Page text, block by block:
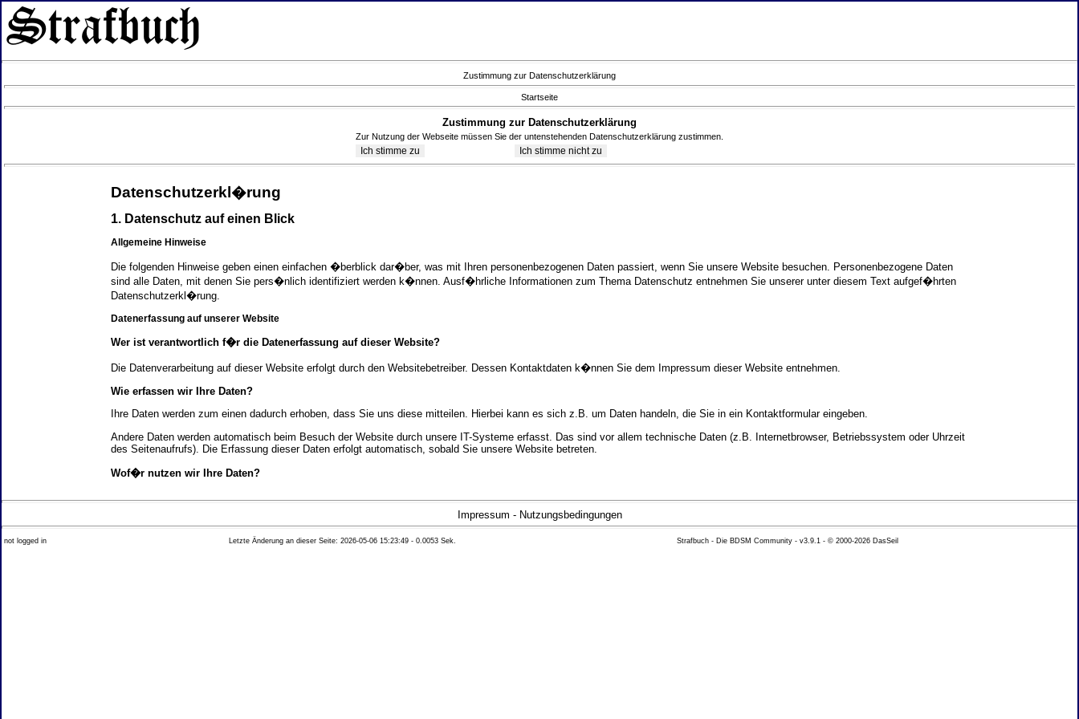
Zustimmung zur Datenschutzerklärung
Startseite
Zustimmung zur Datenschutzerklärung
Zur Nutzung der Webseite müssen Sie der untenstehenden Datenschutzerklärung zustimmen.
Datenschutzerkl�rung
1. Datenschutz auf einen Blick
Allgemeine Hinweise
Die folgenden Hinweise geben einen einfachen �berblick dar�ber, was mit Ihren personenbezogenen Daten passiert, wenn Sie unsere Website besuchen. Personenbezogene Daten
sind alle Daten, mit denen Sie pers�nlich identifiziert werden k�nnen. Ausf�hrliche Informationen zum Thema Datenschutz entnehmen Sie unserer unter diesem Text aufgef�hrten
Datenschutzerkl�rung.
Datenerfassung auf unserer Website
Wer ist verantwortlich f�r die Datenerfassung auf dieser Website?
Die Datenverarbeitung auf dieser Website erfolgt durch den Websitebetreiber. Dessen Kontaktdaten k�nnen Sie dem Impressum dieser Website entnehmen.
Wie erfassen wir Ihre Daten?
Ihre Daten werden zum einen dadurch erhoben, dass Sie uns diese mitteilen. Hierbei kann es sich z.B. um Daten handeln, die Sie in ein Kontaktformular eingeben.
Andere Daten werden automatisch beim Besuch der Website durch unsere IT-Systeme erfasst. Das sind vor allem technische Daten (z.B. Internetbrowser, Betriebssystem oder Uhrzeit
des Seitenaufrufs). Die Erfassung dieser Daten erfolgt automatisch, sobald Sie unsere Website betreten.
Wof�r nutzen wir Ihre Daten?
Ein Teil der Daten wird erhoben, um eine fehlerfreie Bereitstellung der Website zu gew�hrleisten. Andere Daten k�nnen zur Analyse Ihres Nutzerverhaltens verwendet werden.
Welche Rechte haben Sie bez�glich Ihrer Daten?
Sie haben jederzeit das Recht unentgeltlich Auskunft �ber Herkunft, Empf�nger und Zweck Ihrer gespeicherten personenbezogenen Daten zu erhalten. Sie haben au�erdem ein
Impressum - Nutzungsbedingungen
not logged in Letzte Änderung an dieser Seite: 2026-05-06 15:23:49 - 0.0053 Sek. Strafbuch - Die BDSM Community - v3.9.1 - © 2000-2026 DasSeil